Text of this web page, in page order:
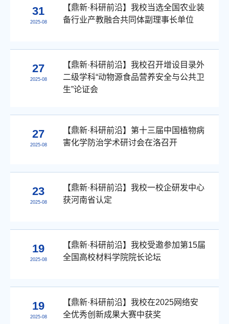
31
2025-08
【鼎新·科研前沿】我校当选全国农业装
备行业产教融合共同体副理事长单位
27
2025-08
【鼎新·科研前沿】我校召开增设目录外
二级学科“动物源食品营养安全与公共卫
生”论证会
27
2025-08
【鼎新·科研前沿】第十三届中国植物病
害化学防治学术研讨会在洛召开
23
2025-08
【鼎新·科研前沿】我校一校企研发中心
获河南省认定
19
2025-08
【鼎新·科研前沿】我校受邀参加第15届
全国高校材料学院院长论坛
19
2025-08
【鼎新·科研前沿】我校在2025网络安
全优秀创新成果大赛中获奖